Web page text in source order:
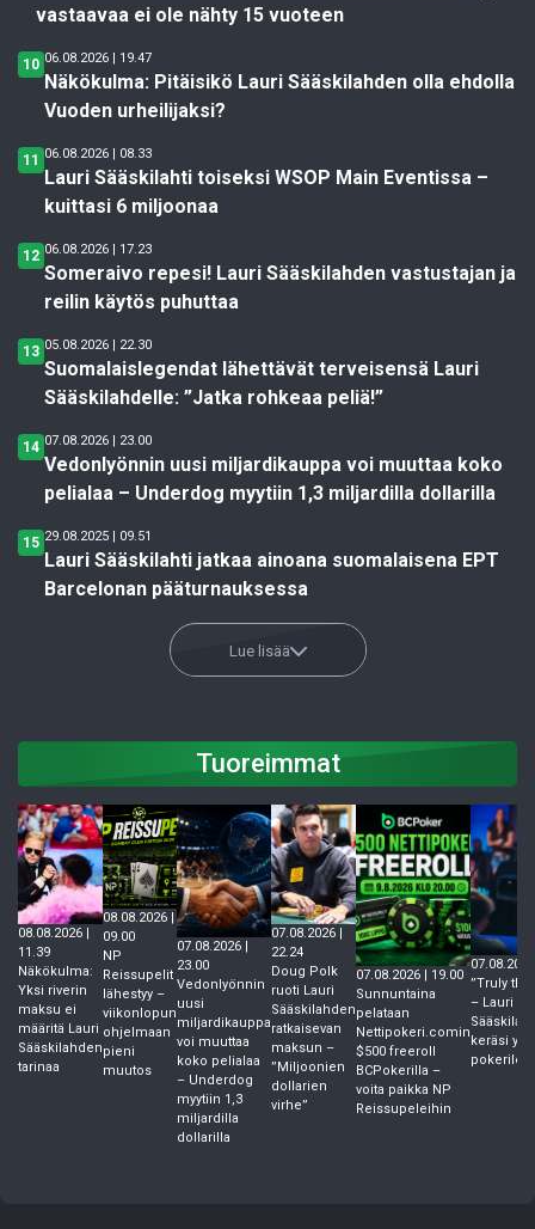
vastaavaa ei ole nähty 15 vuoteen
10 06.08.2026 | 19.47
Näkökulma: Pitäisikö Lauri Sääskilahden olla ehdolla
Vuoden urheilijaksi?
11 06.08.2026 | 08.33
Lauri Sääskilahti toiseksi WSOP Main Eventissa –
kuittasi 6 miljoonaa
12 06.08.2026 | 17.23
Someraivo repesi! Lauri Sääskilahden vastustajan ja
reilin käytös puhuttaa
13 05.08.2026 | 22.30
Suomalaislegendat lähettävät terveisensä Lauri
Sääskilahdelle: ”Jatka rohkeaa peliä!”
14 07.08.2026 | 23.00
Vedonlyönnin uusi miljardikauppa voi muuttaa koko
pelialaa – Underdog myytiin 1,3 miljardilla dollarilla
15 29.08.2025 | 09.51
Lauri Sääskilahti jatkaa ainoana suomalaisena EPT
Barcelonan pääturnauksessa
Lue lisää
Tuoreimmat
08.08.2026 |
11.39
Näkökulma:
Yksi riverin
maksu ei
määritä Lauri
Sääskilahden
tarinaa
08.08.2026 |
09.00
NP
Reissupelit
lähestyy –
viikonlopun
ohjelmaan
pieni
muutos
07.08.2026 |
23.00
Vedonlyönnin
uusi
miljardikauppa
voi muuttaa
koko pelialaa
– Underdog
myytiin 1,3
miljardilla
dollarilla
07.08.2026 |
22.24
Doug Polk
ruoti Lauri
Sääskilahden
ratkaisevan
maksun –
”Miljoonien
dollarien
virhe”
07.08.2026 | 19.00
Sunnuntaina
pelataan
Nettipokeri.comin
$500 freeroll
BCPokerilla –
voita paikka NP
Reissupeleihin
”Truly the
– Lauri
keräsi